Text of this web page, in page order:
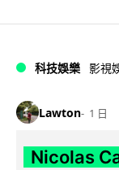
科技娛樂 影視
Lawton 1 日
Nicolas